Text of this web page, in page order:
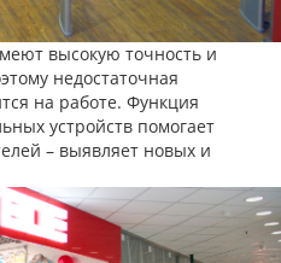
высокую точность и
недостаточная
на работе. Функция
устройств помогает
– выявляет новых и